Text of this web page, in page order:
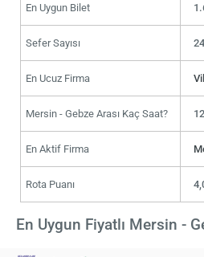
En Uygun Bilet
Sefer Sayısı 24
En Ucuz Firma
Mersin - Gebze Arası Kaç Saat?
En Aktif Firma
Rota Puanı
En Uygun Fiyatlı Mersin -